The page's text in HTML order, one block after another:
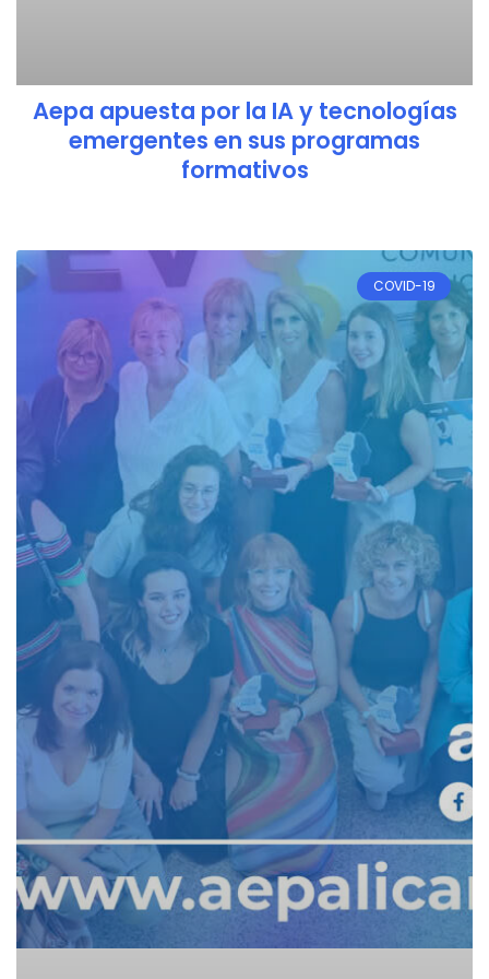
Aepa apuesta por la IA y tecnologías
emergentes en sus programas
formativos
COVID-19